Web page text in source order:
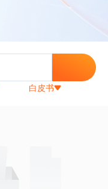
白皮书